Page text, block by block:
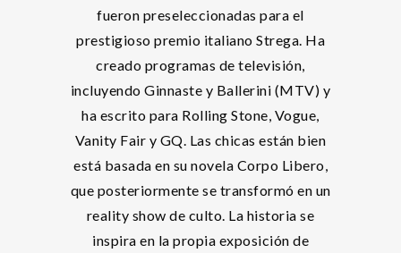
fueron preseleccionadas para el
prestigioso premio italiano Strega. Ha
creado programas de televisión,
incluyendo Ginnaste y Ballerini (MTV) y
ha escrito para Rolling Stone, Vogue,
Vanity Fair y GQ. Las chicas están bien
está basada en su novela Corpo Libero,
que posteriormente se transformó en un
reality show de culto. La historia se
inspira en la propia exposición de